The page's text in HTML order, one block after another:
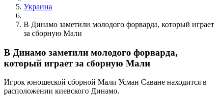
Украина
В Динамо заметили молодого форварда, который играет
за сборную Мали
В Динамо заметили молодого форварда,
который играет за сборную Мали
Игрок юношеской сборной Мали Усман Саване находится в
расположении киевского Динамо.